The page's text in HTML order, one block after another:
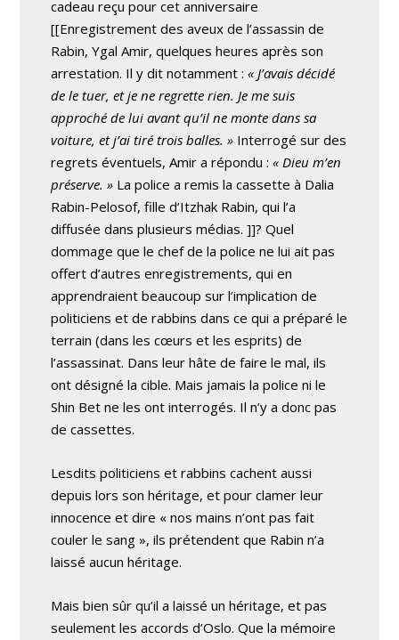
cadeau reçu pour cet anniversaire
[[Enregistrement des aveux de l’assassin de
Rabin, Ygal Amir, quelques heures après son
arrestation. Il y dit notamment :« J’avais décidé
de le tuer, et je ne regrette rien. Je me suis
approché de lui avant qu’il ne monte dans sa
voiture, et j’ai tiré trois balles. » Interrogé sur des
regrets éventuels, Amir a répondu :« Dieu m’en
préserve. » La police a remis la cassette à Dalia
Rabin-Pelosof, fille d’Itzhak Rabin, qui l’a
diffusée dans plusieurs médias. ]]? Quel
dommage que le chef de la police ne lui ait pas
offert d’autres enregistrements, qui en
apprendraient beaucoup sur l’implication de
politiciens et de rabbins dans ce qui a préparé le
terrain (dans les cœurs et les esprits) de
l’assassinat. Dans leur hâte de faire le mal, ils
ont désigné la cible. Mais jamais la police ni le
Shin Bet ne les ont interrogés. Il n’y a donc pas
de cassettes.
Lesdits politiciens et rabbins cachent aussi
depuis lors son héritage, et pour clamer leur
innocence et dire « nos mains n’ont pas fait
couler le sang », ils prétendent que Rabin n’a
laissé aucun héritage.
Mais bien sûr qu’il a laissé un héritage, et pas
seulement les accords d’Oslo. Que la mémoire